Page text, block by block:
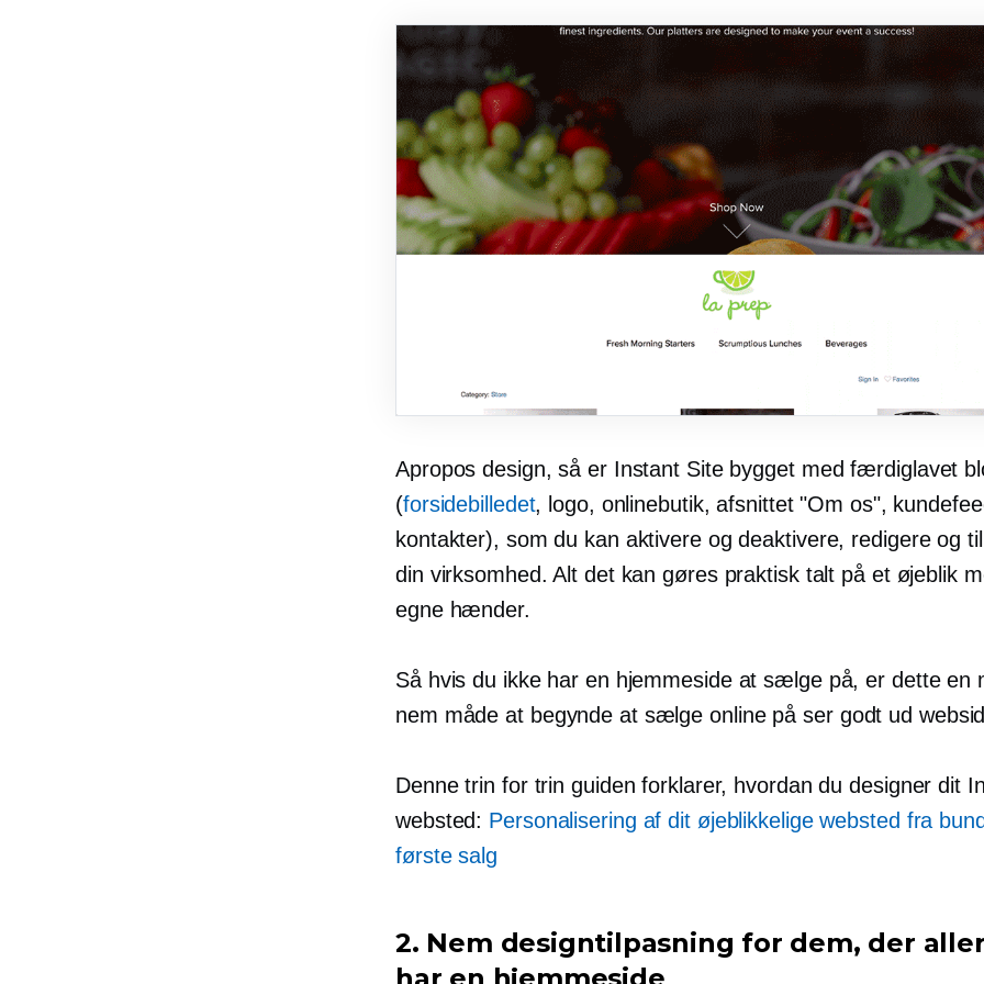
Apropos design, så er Instant Site bygget medfærdiglavet
(forsidebilledet, logo, onlinebutik, afsnittet "Om os",
kontakter), som du kan aktivere og deaktivere, redigere og
din virksomhed. Alt det kan gøres praktisk talt på et øjeblik
egne hænder.
Så hvis du ikke har en hjemmeside at sælge på, er dette en
nem måde at begynde at sælge online påser godt ud
Dennetrin for trin guiden forklarer, hvordan du designer dit
websted: Personalisering af dit øjeblikkelige websted fra
første salg
2. Nem designtilpasning for dem, der